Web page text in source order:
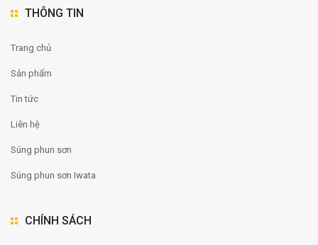
THÔNG TIN
Trang chủ
Sản phẩm
Tin tức
Liên hệ
Súng phun sơn
Súng phun sơn Iwata
CHÍNH SÁCH